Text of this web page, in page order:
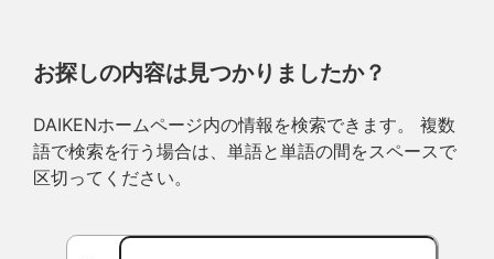
お探しの内容は見つかりましたか？
DAIKENホームページ内の情報を検索できます。 複数
語で検索を行う場合は、単語と単語の間をスペースで
区切ってください。